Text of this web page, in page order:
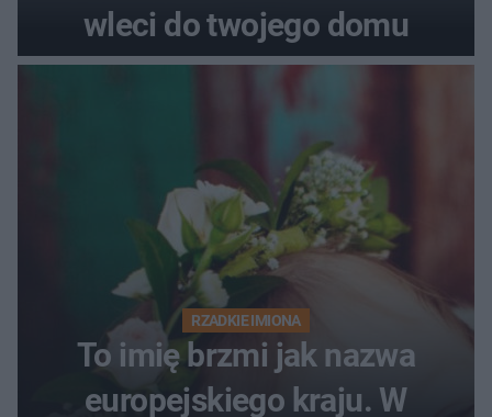
wleci do twojego domu
RZADKIE IMIONA
To imię brzmi jak nazwa
europejskiego kraju. W